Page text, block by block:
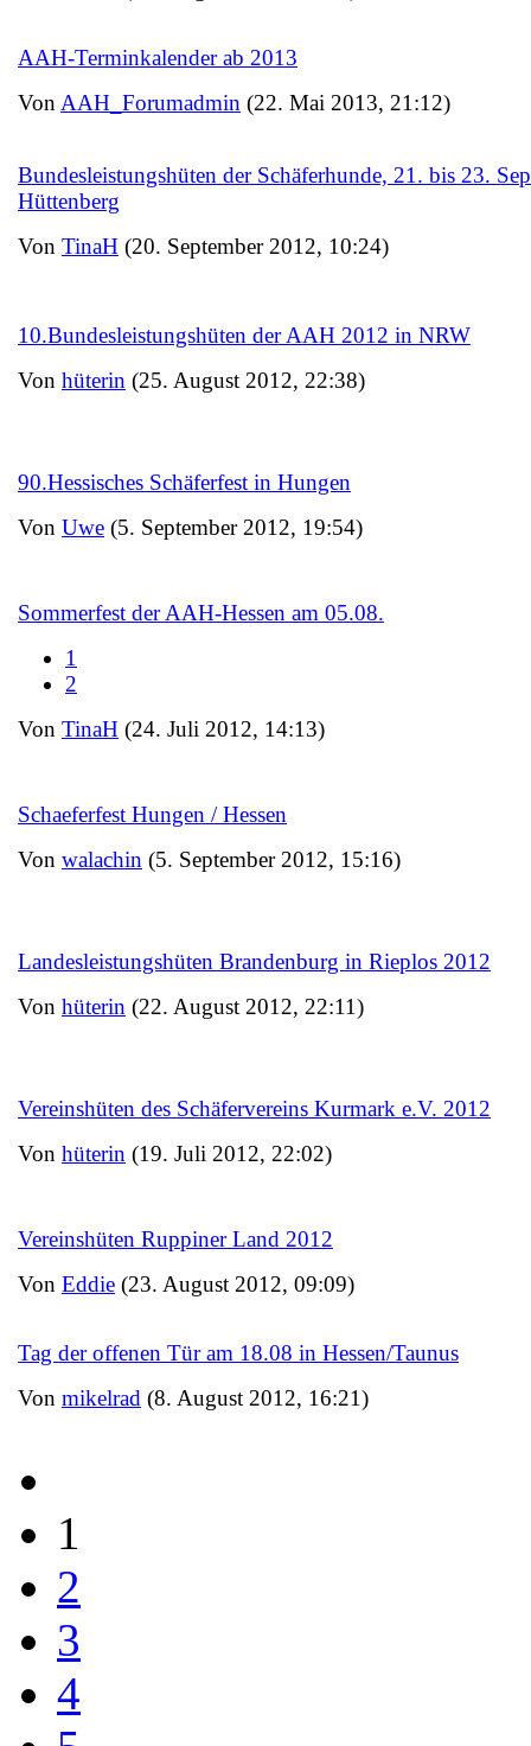
AAH-Terminkalender ab 2013
Von AAH_Forumadmin (22. Mai 2013, 21:12)
Bundesleistungshüten der Schäferhunde, 21. bis 23.
Hüttenberg
Von TinaH (20. September 2012, 10:24)
10.Bundesleistungshüten der AAH 2012 in NRW
Von hüterin (25. August 2012, 22:38)
90.Hessisches Schäferfest in Hungen
Von Uwe (5. September 2012, 19:54)
Sommerfest der AAH-Hessen am 05.08.
1
2
Von TinaH (24. Juli 2012, 14:13)
Schaeferfest Hungen / Hessen
Von walachin (5. September 2012, 15:16)
Landesleistungshüten Brandenburg in Rieplos 2012
Von hüterin (22. August 2012, 22:11)
Vereinshüten des Schäfervereins Kurmark e.V. 2012
Von hüterin (19. Juli 2012, 22:02)
Vereinshüten Ruppiner Land 2012
Von Eddie (23. August 2012, 09:09)
Tag der offenen Tür am 18.08 in Hessen/Taunus
Von mikelrad (8. August 2012, 16:21)
1
2
3
4